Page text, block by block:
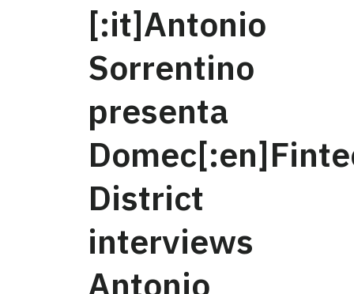
[:it]Antonio
Sorrentino
presenta
District
interviews
Antonio